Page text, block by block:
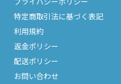
特定商取引法に基づく表記
利用規約
返金ポリシー
配送ポリシー
お問い合わせ